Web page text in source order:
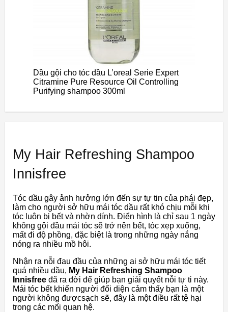
Dầu gội cho tóc dầu L’oreal Serie Expert
Citramine Pure Resource Oil Controlling
Purifying shampoo 300ml
My Hair Refreshing Shampoo
Innisfree
Tóc dầu gây ảnh hưởng lớn đến sự tự tin của phái đẹp,
làm cho người sở hữu mái tóc dầu rất khó chịu mỗi khi
tóc luôn bị bết và nhờn dính. Điển hình là chỉ sau 1 ngày
không gội đầu mái tóc sẽ trở nên bết, tóc xẹp xuống,
mất đi độ phồng, đặc biệt là trong những ngày nắng
nóng ra nhiều mồ hôi.
Nhận ra nỗi đau đầu của những ai sở hữu mái tóc tiết
quá nhiều dầu, My Hair Refreshing Shampoo
Innisfree đã ra đời để giúp bạn giải quyết nỗi tự ti này.
Mái tóc bết khiến người đối diện cảm thấy bạn là một
người không đượcsạch sẽ, đây là một điều rất tệ hại
trong các mối quan hệ.